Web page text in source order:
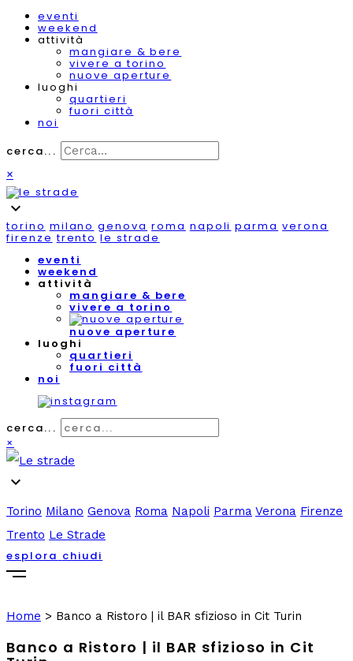
eventi
weekend
attività
mangiare & bere
vivere a torino
nuove aperture
luoghi
quartieri
fuori città
noi
cerca...
×
expand_more
torino milano genova roma napoli parma verona
firenze trento le strade
eventi
weekend
attività
mangiare & bere
vivere a torino
nuove aperture
luoghi
quartieri
fuori città
noi
cerca...
×
expand_more
Torino Milano Genova Roma Napoli Parma Verona Firenze
Trento Le Strade
esplora chiudi
Home > Banco a Ristoro | il BAR sfizioso in Cit Turin
Banco a Ristoro | il BAR sfizioso in Cit